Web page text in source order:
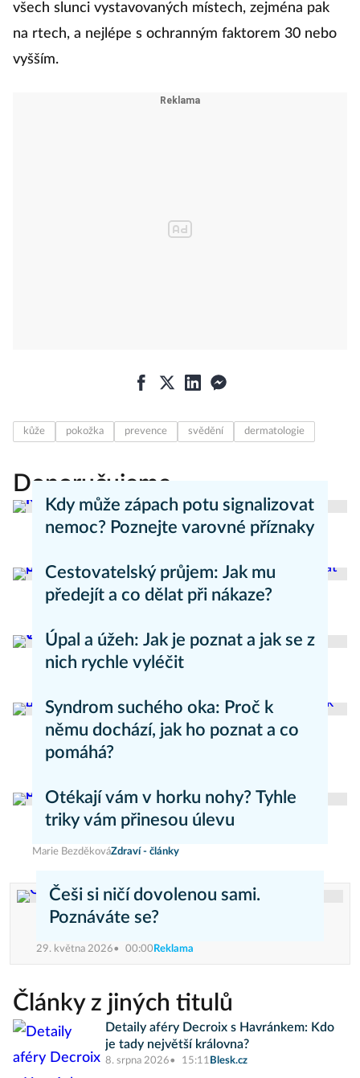
všech slunci vystavovaných místech, zejména pak
na rtech, a nejlépe s ochranným faktorem 30 nebo
vyšším.
kůže pokožka prevence svědění dermatologie
Doporučujeme
Kdy může zápach potu signalizovat
nemoc? Poznejte varovné příznaky
Cestovatelský průjem: Jak mu
předejít a co dělat při nákaze?
Aneta Valešová
Úpal a úžeh: Jak je poznat a jak se z
nich rychle vyléčit
Syndrom suchého oka: Proč k
němu dochází, jak ho poznat a co
pomáhá?
Otékají vám v horku nohy? Tyhle
triky vám přinesou úlevu
Marie BezděkováZdraví - články
Češi si ničí dovolenou sami.
Poznáváte se?
29. května 2026 00:00 Reklama
Články z jiných titulů
Detaily aféry Decroix s Havránkem: Kdo
je tady největší královna?
8. srpna 2026 15:11 Blesk.cz